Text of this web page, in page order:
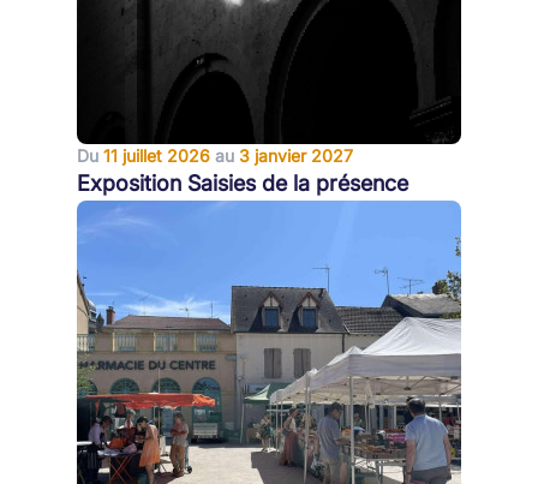
Du 11 juillet 2026 au 3 janvier 2027
Exposition Saisies de la présence